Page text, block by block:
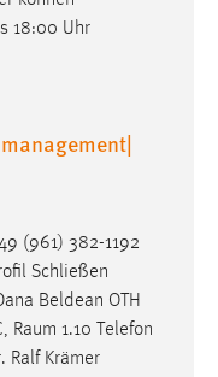
(961) 382-1192
Schließen
Beldean OTH
Raum1.10 Telefon
Ralf Krämer
(961) 382-1311